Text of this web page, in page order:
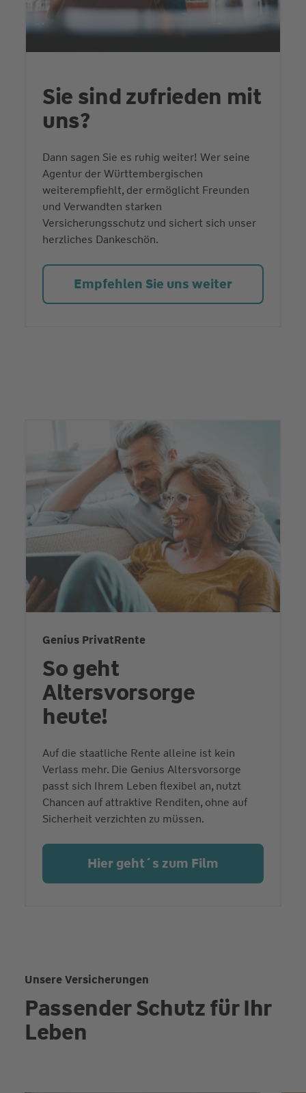
Sie sind zufrieden mit
uns?
Dann sagen Sie es ruhig weiter! Wer seine
Agentur der Württembergischen
weiterempfiehlt, der ermöglicht Freunden
und Verwandten starken
Versicherungsschutz und sichert sich unser
herzliches Dankeschön.
Empfehlen Sie uns weiter
Genius PrivatRente
So geht
Altersvorsorge
heute!
Auf die staatliche Rente alleine ist kein
Verlass mehr. Die Genius Altersvorsorge
passt sich Ihrem Leben flexibel an, nutzt
Chancen auf attraktive Renditen, ohne auf
Sicherheit verzichten zu müssen.
Hier geht´s zum Film
Unsere Versicherungen
Passender Schutz für Ihr
Leben